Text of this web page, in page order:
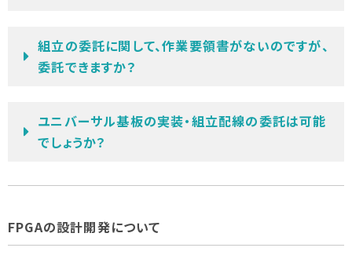
組立の委託に関して、作業要領書がないのですが、
委託できますか？
ユニバーサル基板の実装・組立配線の委託は可能
でしょうか？
FPGAの設計開発について